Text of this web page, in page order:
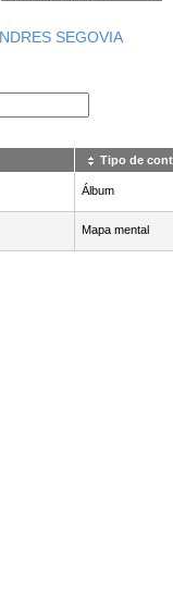
SEGOVIA
Tipo de
Álbum
Mapa mental